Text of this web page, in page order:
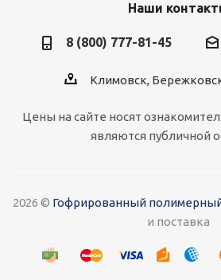
Наши
8 (800) 777-81-45
Климовск,
Цены на сайте носят
являются публичной
2026 © Гофрированный
и поставка